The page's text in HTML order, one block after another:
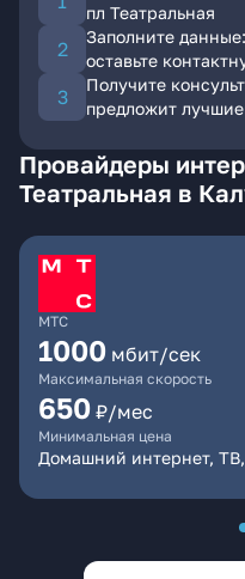
пл Театральная
Заполните
оставьте
Получите
предложит
Провайдеры
Театральная в
МТС
1000 мбит/сек
Максимальная скорость
650 ₽/мес
Минимальная цена
Домашний интернет,